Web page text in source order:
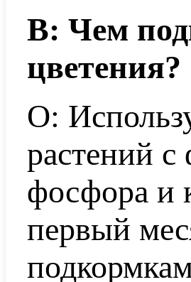
В: Чем
цветения?
О:
растений
фосфора и
первый